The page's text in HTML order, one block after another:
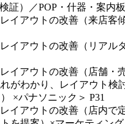
）／POP・什器・案内
アウトの改善（来店
アウトの改善（リア
アウトの改善（店舗
わかり、レイアウト
×パナソニック＞ P31
アウトの改善（店内で